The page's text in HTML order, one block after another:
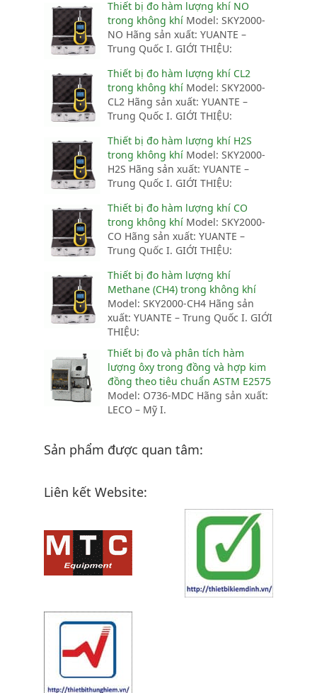
Thiết bị đo hàm lượng khí NO
trong không khí Model: SKY2000-
NO Hãng sản xuất: YUANTE –
Trung Quốc I. GIỚI THIỆU:
Thiết bị đo hàm lượng khí CL2
trong không khí Model: SKY2000-
CL2 Hãng sản xuất: YUANTE –
Trung Quốc I. GIỚI THIỆU:
Thiết bị đo hàm lượng khí H2S
trong không khí Model: SKY2000-
H2S Hãng sản xuất: YUANTE –
Trung Quốc I. GIỚI THIỆU:
Thiết bị đo hàm lượng khí CO
trong không khí Model: SKY2000-
CO Hãng sản xuất: YUANTE –
Trung Quốc I. GIỚI THIỆU:
Thiết bị đo hàm lượng khí
Methane (CH4) trong không khí
Model: SKY2000-CH4 Hãng sản
xuất: YUANTE – Trung Quốc I. GIỚI
THIỆU:
Thiết bị đo và phân tích hàm
lượng ôxy trong đồng và hợp kim
đồng theo tiêu chuẩn ASTM E2575
Model: O736-MDC Hãng sản xuất:
LECO – Mỹ I.
Sản phẩm được quan tâm:
Liên kết Website: